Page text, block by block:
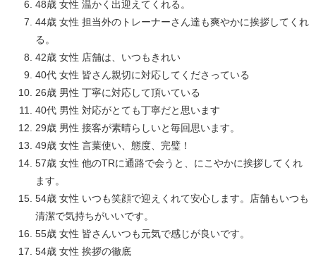
48歳 女性 温かく出迎えてくれる。
44歳 女性 担当外のトレーナーさん達も爽やかに挨拶してくれ
る。
42歳 女性 店舗は、いつもきれい
40代 女性 皆さん親切に対応してくださっている
26歳 男性 丁寧に対応して頂いている
40代 男性 対応がとても丁寧だと思います
29歳 男性 接客が素晴らしいと毎回思います。
49歳 女性 言葉使い、態度、完璧！
57歳 女性 他のTRに通路で会うと、にこやかに挨拶してくれ
ます。
54歳 女性 いつも笑顔で迎えくれて安心します。店舗もいつも
清潔で気持ちがいいです。
55歳 女性 皆さんいつも元気で感じが良いです。
54歳 女性 挨拶の徹底